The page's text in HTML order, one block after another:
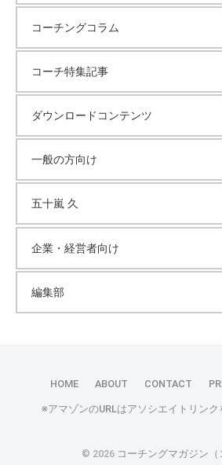
コーチングコラム
コーチ特集記事
ダウンロードコンテンツ
一般の方向け
五十嵐 久
企業・経営者向け
編集部
HOME ABOUT CONTACT
※アマゾンのURLはアソシエイトリンク
© 2026 コーチングマガジン（